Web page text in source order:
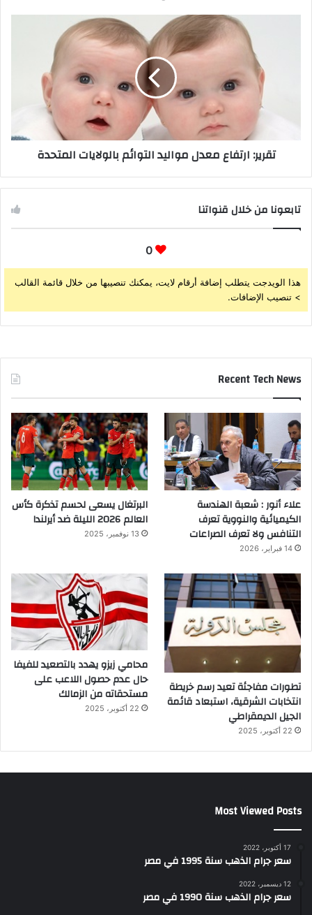
تقرير: ارتفاع معدل مواليد التوائم بالولايات المتحدة
تابعونا من خلال قنواتنا
0
هذا الويدجت يتطلب إضافة أرقام لايت، يمكنك تنصيبها من خلال قائمة القالب
> تنصيب الإضافات.
Recent Tech News
علاء أنور : شعبة الهندسة
الكيميائية والنووية تعرف
التنافس ولا تعرف الصراعات
14 فبراير، 2026
البرتغال يسعى لحسم تذكرة كأس
العالم 2026 الليلة ضد أيرلندا
13 نوفمبر، 2025
تطورات مفاجئة تعيد رسم خريطة
انتخابات الشرقية، استبعاد قائمة
الجيل الديمقراطي
22 أكتوبر، 2025
محامي زيزو يهدد بالتصعيد للفيفا
حال عدم حصول اللاعب على
مستحقاته من الزمالك
22 أكتوبر، 2025
Most Viewed Posts
17 أكتوبر، 2022
سعر جرام الذهب سنة 1995 في مصر
12 ديسمبر، 2022
سعر جرام الذهب سنة 1990 في مصر